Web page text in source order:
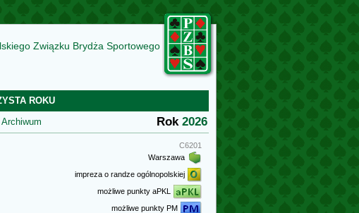
Związku Brydża Sportowego
ROKU
Archiwum Rok 2026
C6201
Warszawa
impreza o randze ogólnopolskiej
możliwe punkty aPKL
możliwe punkty PM